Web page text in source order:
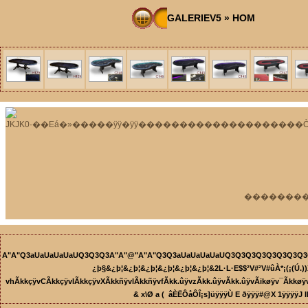
GALERIEV5 » HOM
¿þ§&¿þ¦&¿þ¦&¿þ¦&¿þ¦&¿þ¦&¿þ¦&2L·L·E
vhÃkkçÿvCÃkkçÿvIÃkkçÿvXÃkkñÿvlÃkkñÿvfÃkk.ûÿvzÃkk.ûÿvÃkk.ûÿvÃikøÿv¯ÃkkøÿvÁÃkk vÀÃik vÆÃkk v³ÃkÿúÐ
& x\Ø a (  âÈËÔåÔÎ¡s]üÿÿÿÙ E ðÿÿÿ#@X 1